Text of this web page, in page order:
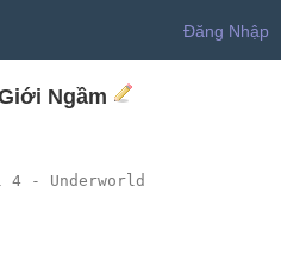
Đăng Nhập
Ngầm
4 - Underworld